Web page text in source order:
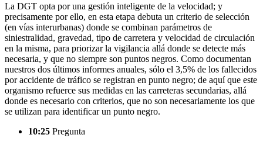
La DGT opta por una gestión inteligente de la velocidad; y
precisamente por ello, en esta etapa debuta un criterio de selección
(en vías interurbanas) donde se combinan parámetros de
siniestralidad, gravedad, tipo de carretera y velocidad de circulación
en la misma, para priorizar la vigilancia allá donde se detecte más
necesaria, y que no siempre son puntos negros. Como documentan
nuestros dos últimos informes anuales, sólo el 3,5% de los fallecidos
por accidente de tráfico se registran en punto negro; de aquí que este
organismo refuerce sus medidas en las carreteras secundarias, allá
donde es necesario con criterios, que no son necesariamente los que
se utilizan para identificar un punto negro.
10:25 Pregunta